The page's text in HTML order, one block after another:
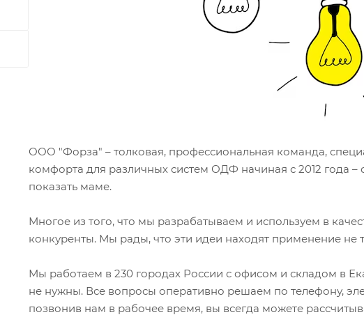
ООО "Форза" – толковая, профессиональная команда,
комфорта для различных систем ОДФ начиная с 2012 года
показать маме.
Многое из того, что мы разрабатываем и используем в
конкуренты. Мы рады, что эти идеи находят применение не
Мы работаем в 230 городах России с офисом и складом в
не нужны. Все вопросы оперативно решаем по телефону,
позвонив нам в рабочее время, вы всегда можете